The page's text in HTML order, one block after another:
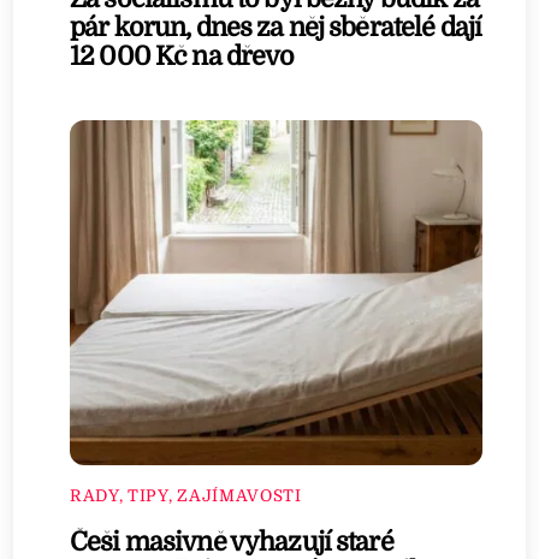
pár korun, dnes za něj sběratelé dají
12 000 Kč na dřevo
RADY, TIPY, ZAJÍMAVOSTI
Češi masivně vyhazují staré